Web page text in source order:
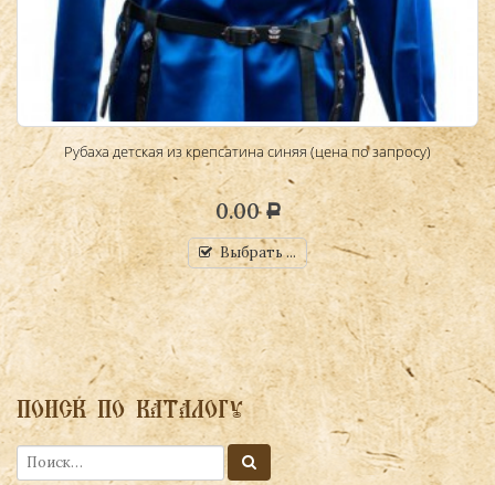
Рубаха детская из крепсатина синяя (цена по запросу)
0.00Р
Выбрать ...
ПОИСК ПО КАТАЛОГУ